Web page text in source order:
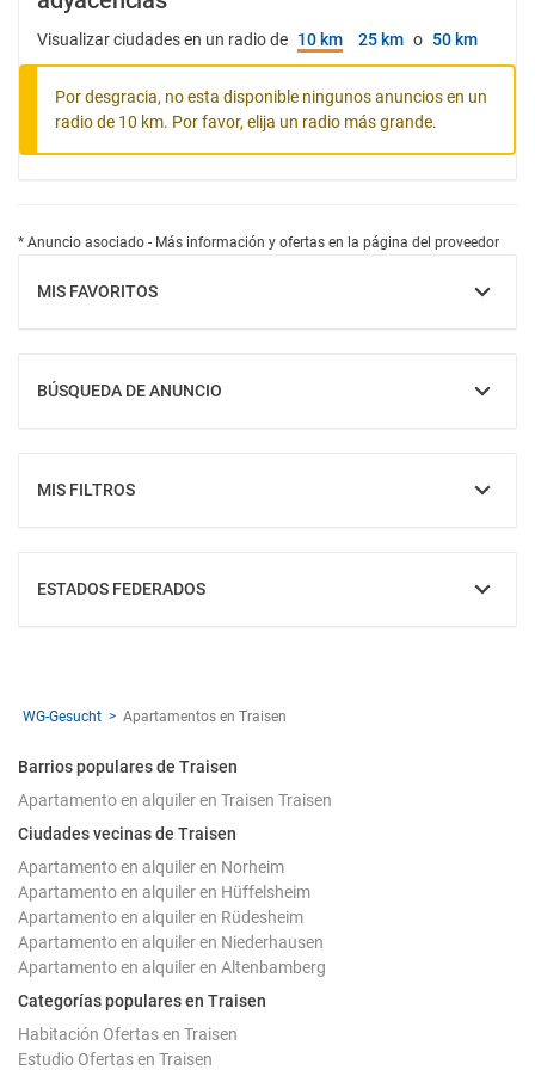
Visualizar ciudades en un radio de 10 km 25 km o 50 km
Por desgracia, no esta disponible ningunos anuncios en un
radio de 10 km. Por favor, elija un radio más grande.
* Anuncio asociado - Más información y ofertas en la página del proveedor
MIS FAVORITOS
MOSTRAR
BÚSQUEDA DE ANUNCIO
MOSTRAR
MIS FILTROS
MOSTRAR
ESTADOS FEDERADOS
MOSTRAR
WG-Gesucht Apartamentos en Traisen
Barrios populares de Traisen
Apartamento en alquiler en Traisen Traisen
Ciudades vecinas de Traisen
Apartamento en alquiler en Norheim
Apartamento en alquiler en Hüffelsheim
Apartamento en alquiler en Rüdesheim
Apartamento en alquiler en Niederhausen
Apartamento en alquiler en Altenbamberg
Categorías populares en Traisen
Habitación Ofertas en Traisen
Estudio Ofertas en Traisen